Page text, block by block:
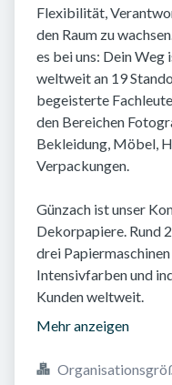
Flexibilität,
den Raum zu
es bei uns: Dein Weg
weltweit an 19
begeisterte
den Bereichen
Bekleidung, Möbel,
Verpackungen.
Günzach ist unser
Dekorpapiere. Rund
drei
Intensivfarben und
Kunden weltweit.
Mehr anzeigen